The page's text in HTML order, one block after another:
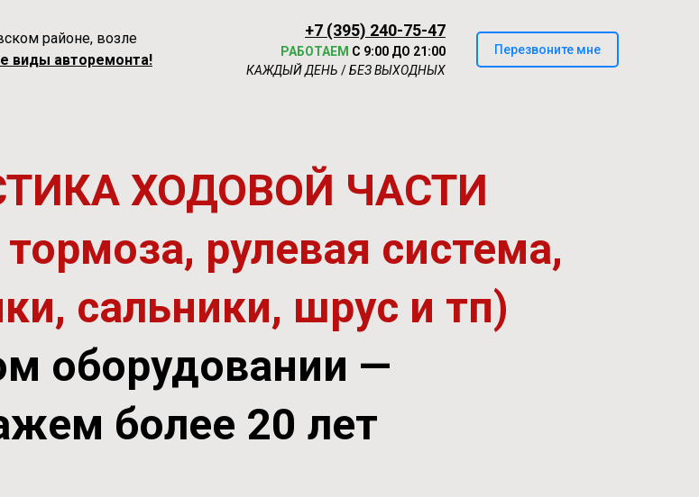
районе, возле
виды авторемонта!
+7 (395) 240-75-47
РАБОТАЕМ С 9:00 ДО 21:00
КАЖДЫЙ ДЕНЬ /БЕЗ ВЫХОДНЫХ
Перезвоните мне
ХОДОВОЙ ЧАСТИ
рулевая система,
сальники, шрус и тп)
оборудовании —
более 20 лет